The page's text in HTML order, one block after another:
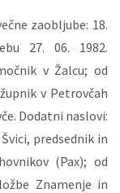
zaobljube: 18.
27. 06. 1982.
v Žalcu; od
v Petrovčah
Dodatni naslovi:
predsednik in
(Pax); od
Znamenje in